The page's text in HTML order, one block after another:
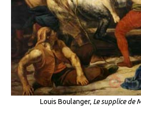
Louis Boulanger, Le supplice de